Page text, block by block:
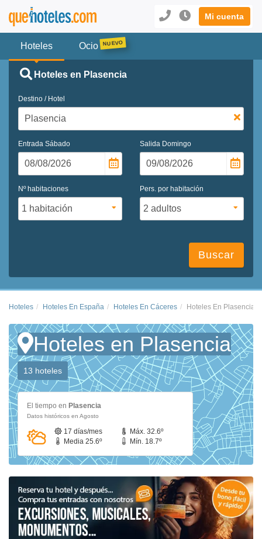
Mi cuenta
Hoteles Ocio
Hoteles en Plasencia
Destino / Hotel
Entrada Sábado Salida Domingo
Nº habitaciones Pers. por habitación
Buscar
Hoteles Hoteles En España Hoteles En Cáceres Hoteles En Plasencia
Hoteles en Plasencia
13 hoteles
El tiempo en Plasencia
Datos históricos en Agosto
17 días/mes
Máx. 32.6º
Media 25.6º
Mín. 18.7º